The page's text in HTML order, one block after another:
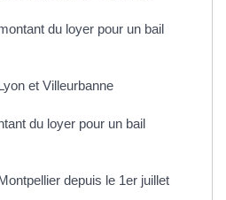
du loyer pour un bail
et Villeurbanne
du loyer pour un bail
depuis le 1er juillet